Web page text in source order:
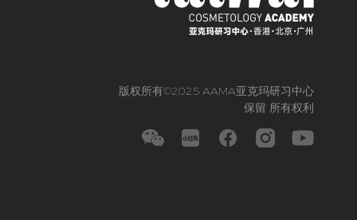
版权所有©2025 AAMA亚克玛研习中⼼
保留 所有权利